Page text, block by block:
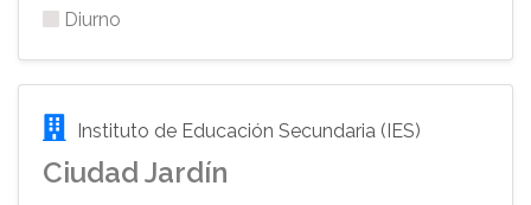
Diurno
Instituto de Educación Secundaria (IES)
Ciudad Jardín